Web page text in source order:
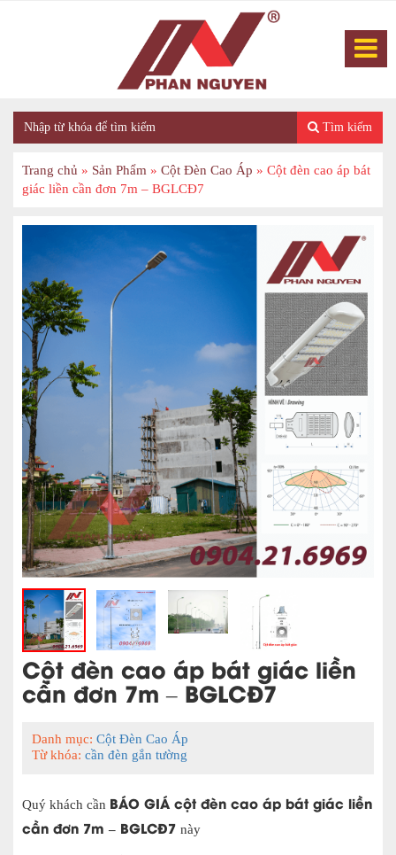
Tìm kiếm
Trang chủ » Sản Phẩm » Cột Đèn Cao Áp » Cột đèn cao áp bát
giác liền cần đơn 7m – BGLCĐ7
Cột đèn cao áp bát giác liền
cần đơn 7m – BGLCĐ7
Danh mục: Cột Đèn Cao Áp
Từ khóa: cần đèn gắn tường
Quý khách cần BÁO GIÁ cột đèn cao áp bát giác liền
cần đơn 7m – BGLCĐ7 này